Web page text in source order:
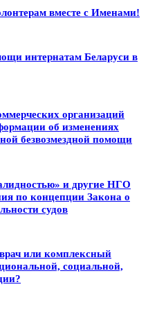
вместе с Именами!
интернатам Беларуси в
организаций
об изменениях
безвозмездной помощи
и другие НГО
по концепции Закона о
судов
или комплексный
социальной,